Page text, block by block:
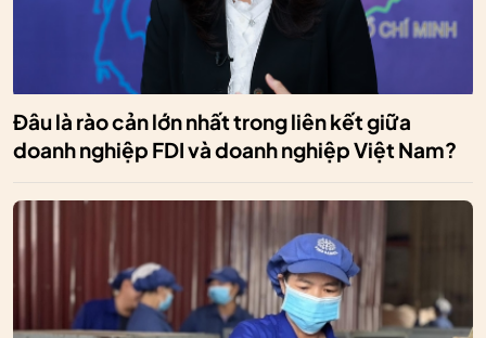
Đâu là rào cản lớn nhất trong liên kết giữa
doanh nghiệp FDI và doanh nghiệp Việt Nam?